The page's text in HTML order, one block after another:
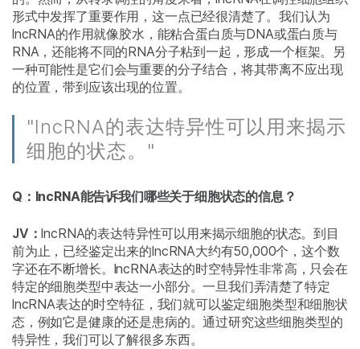
形式中发挥了重要作用，这一点已经很清楚了。我们认为
lncRNA的作用就像胶水，能粘合蛋白质与DNA或蛋白质与
RNA，还能将不同的RNA分子粘到一起，形成一个框架。另
一种可能性是它们会与重要的分子结合，将其带离不应出现
的位置，带到应该出现的位置。
"lncRNA的表达特异性可以用来揭示
细胞的状态。"
Q：lncRNA能告诉我们哪些关于细胞状态的信息？
JV：lncRNA的表达特异性可以用来揭示细胞的状态。到目
前为止，已经鉴定出来的lncRNA大约有50,000个，这个数
字还在不断增长。lncRNA表达的时空特异性非常高，只会在
特定的细胞类型中表达一小部分。一旦我们弄清楚了特定
lncRNA表达的时空特征，我们就可以鉴定细胞类型和细胞状
态，例如它是健康的还是患病的。通过研究这些细胞类型的
特异性，我们可以了解很多东西。